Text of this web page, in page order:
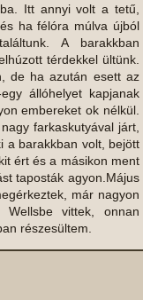
Itt annyi volt a tetű,
ha félóra múlva újból
A barakkban
térdekkel ültünk.
de ha azután esett az
állóhelyet kapjanak
embereket ok nélkül.
farkaskutyával járt,
a barakkban volt, bejött
ért és a másikon ment
taposták agyon.Május
már nagyon
vittek, onnan
részesültem.